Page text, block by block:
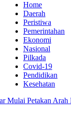
Home
Daerah
Peristiwa
Pemerintahan
Ekonomi
Nasional
Pilkada
Covid-19
Pendidikan
Kesehatan
Petakan Arah